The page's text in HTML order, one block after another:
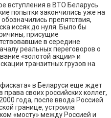
вступления в ВТО Беларусь
попытки закончились уже на
препятствия,
иссяк до нуля. Было бы
присущие
в середине
реальных переговоров о
«золотой акции» и
транзитных грузов на
в Беларуси еще ждет
своих российских коллег,
года, после ввода Россией
границе, устроила
«мосту» между Россией и